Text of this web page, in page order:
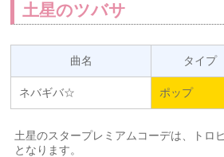
土星のツバサ
曲名 タイプ
ネバギバ☆ ポップ
土星のスタープレミアムコーデは、トロ
となります。